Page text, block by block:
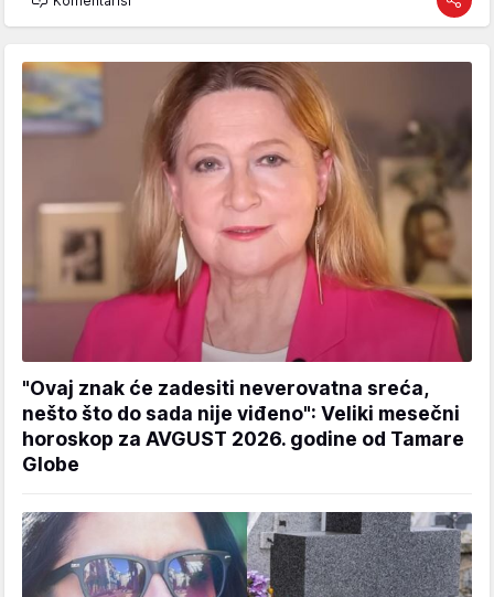
"Ovaj znak će zadesiti neverovatna sreća,
nešto što do sada nije viđeno": Veliki mesečni
horoskop za AVGUST 2026. godine od Tamare
Globe